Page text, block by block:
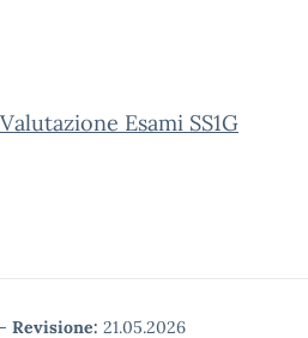
Esami SS1G
- Revisione: 21.05.2026